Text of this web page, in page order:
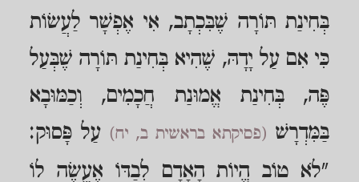
בְּחִינַת תּוֹרָה שֶׁבִּכְתָב, אִי אֶפְשָׁר לַעֲשׂוֹת
כִּי אִם עַל יָדָהּ, שֶׁהִיא בְּחִינַת תּוֹרָה שֶׁבְּעַל
פֶּה, בְּחִינַת אֱמוּנַת חֲכָמִים, וְכַמּוּבָא
בַּמִּדְרָשׁ (פסיקתא בראשית ב, יח) עַל פָּסוּק:
"לֹא טוֹב הֱיוֹת הָאָדָם לְבַדּוֹ אֶעֱשֶׂה לוֹ